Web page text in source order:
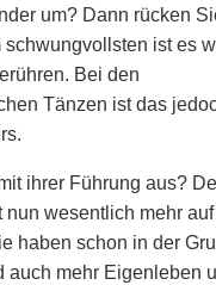
um? Dann rücken
schwungvollsten ist es
Bei den
Tänzen ist das
ihrer Führung aus?
wesentlich mehr
haben schon in der
auch mehr Eigenleben